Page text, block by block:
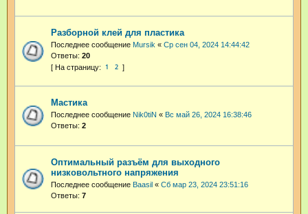
Разборной клей для пластика
Последнее сообщение Mursik « Ср сен 04, 2024 14:44:42
Ответы: 20
1 2
Мастика
Последнее сообщение Nik0tiN « Вс май 26, 2024 16:38:46
Ответы: 2
Оптимальный разъём для выходного
низковольтного напряжения
Последнее сообщение Baasil « Сб мар 23, 2024 23:51:16
Ответы: 7